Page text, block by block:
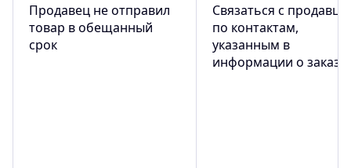
Продавец не отправил
товар в обещанный
срок
Связаться с
по контактам,
указанным в
информации о заказе